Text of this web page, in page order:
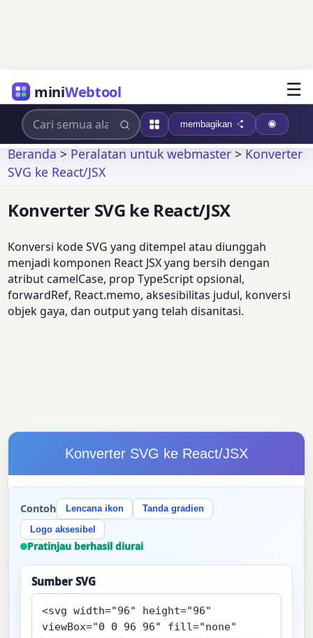
miniWebtool ☰
membagikan
Beranda>Peralatan untuk webmaster>Konverter
SVG ke React/JSX
Konverter SVG ke React/JSX
Konversi kode SVG yang ditempel atau diunggah
menjadi komponen React JSX yang bersih dengan
atribut camelCase, prop TypeScript opsional,
forwardRef, React.memo, aksesibilitas judul, konversi
objek gaya, dan output yang telah disanitasi.
Konverter SVG ke React/JSX
Contoh Lencana ikon
Tanda gradien
Logo aksesibel
Pratinjau berhasil diurai
Sumber SVG